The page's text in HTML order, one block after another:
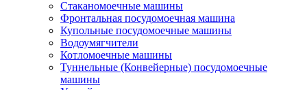
Стаканомоечные машины
Фронтальная посудомоечная машина
Купольные посудомоечные машины
Водоумягчители
Котломоечные машины
Туннельные (Конвейерные) посудомоечные
машины